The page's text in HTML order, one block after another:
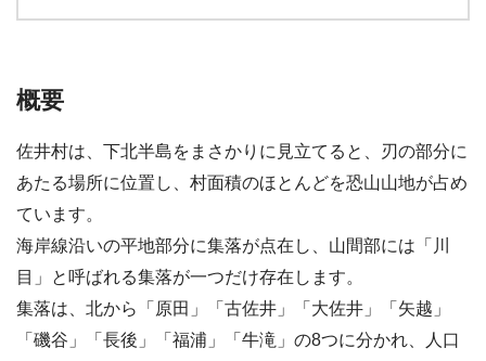
概要
佐井村は、下北半島をまさかりに見立てると、刃の部分に
あたる場所に位置し、村面積のほとんどを恐山山地が占め
ています。
海岸線沿いの平地部分に集落が点在し、山間部には「川
目」と呼ばれる集落が一つだけ存在します。
集落は、北から「原田」「古佐井」「大佐井」「矢越」
「磯谷」「長後」「福浦」「牛滝」の8つに分かれ、人口